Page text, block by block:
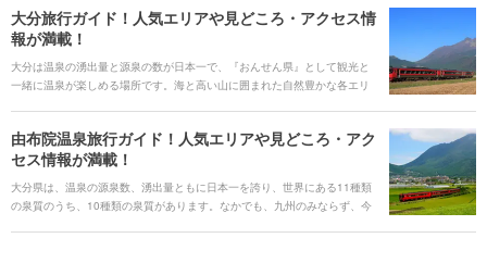
大分旅行ガイド！人気エリアや見どころ・アクセス情
報が満載！
大分は温泉の湧出量と源泉の数が日本一で、『おんせん県』として観光と
一緒に温泉が楽しめる場所です。海と高い山に囲まれた自然豊かな各エリ
や路線バスでのんびり、また車でドライブしながら、旅を楽しみましょ
う。 今回は、見どころや有名な観光スポットからご当地グルメ、アクセス
いたします！
由布院温泉旅行ガイド！人気エリアや見どころ・アク
セス情報が満載！
大分県は、温泉の源泉数、湧出量ともに日本一を誇り、世界にある11種類
の泉質のうち、10種類の泉質があります。なかでも、九州のみならず、今